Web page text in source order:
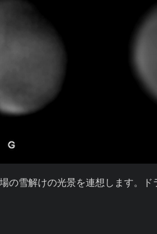
雪解けの光景を連想します。